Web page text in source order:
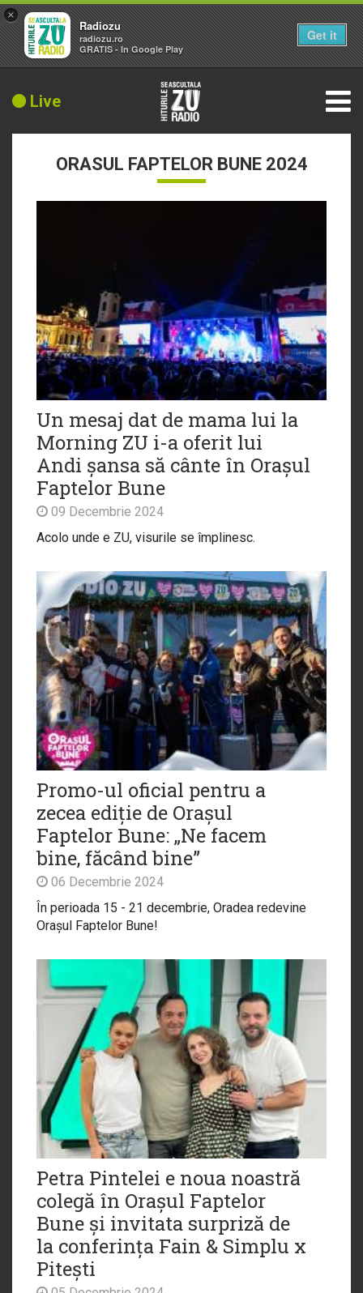
Live
ORASUL FAPTELOR BUNE 2024
Un mesaj dat de mama lui la
Morning ZU i-a oferit lui
Andi șansa să cânte în Orașul
Faptelor Bune
09 Decembrie 2024
Acolo unde e ZU, visurile se împlinesc.
Promo-ul oficial pentru a
zecea ediție de Orașul
Faptelor Bune: „Ne facem
bine, făcând bine”
06 Decembrie 2024
În perioada 15 - 21 decembrie, Oradea redevine
Orașul Faptelor Bune!
Petra Pintelei e noua noastră
colegă în Orașul Faptelor
Bune și invitata surpriză de
la conferința Fain & Simplu x
Pitești
×
Radiozu
radiozu.ro
GRATIS - In Google Play
Get it